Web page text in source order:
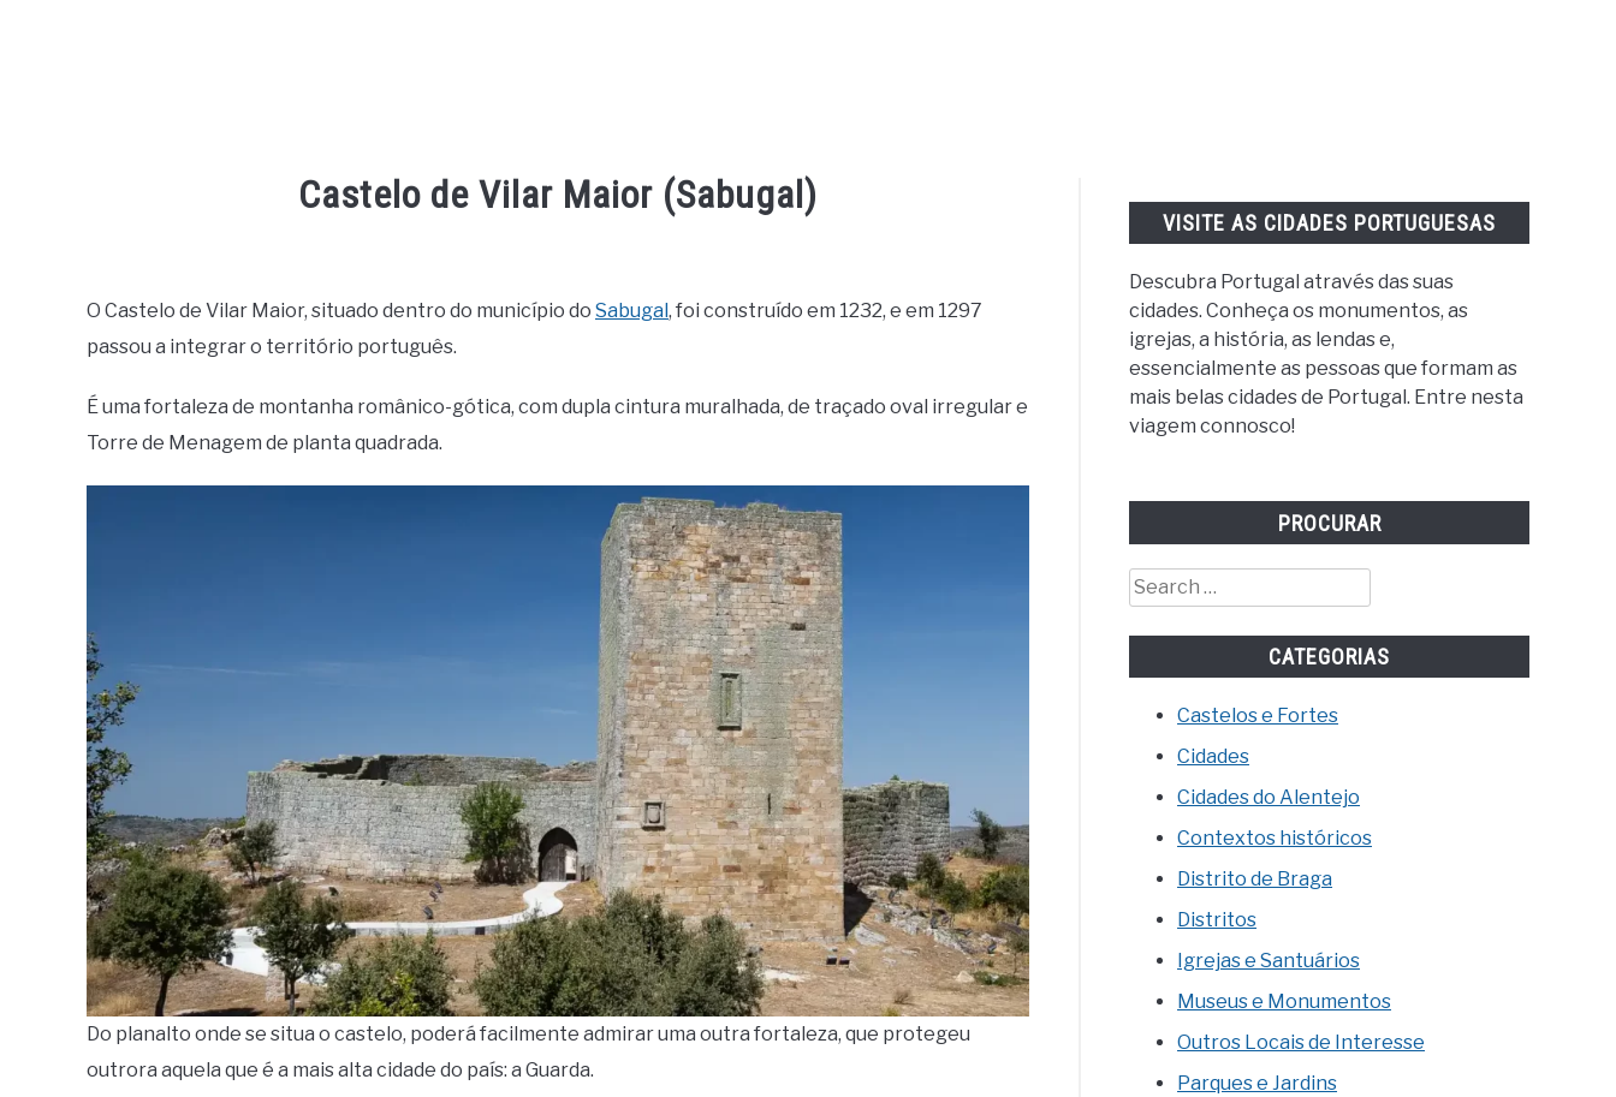
Castelo de Vilar Maior (Sabugal)
Pinto
Castelos
Fortes
O Castelo de Vilar Maior, situado dentro do município do Sabugal, foi construído em 1232, e em 1297
passou a integrar o território português.
É uma fortaleza de montanha românico-gótica, com dupla cintura muralhada, de traçado oval irregular e
Torre de Menagem de planta quadrada.
Do planalto onde se situa o castelo, poderá facilmente admirar uma outra fortaleza, que protegeu
outrora aquela que é a mais alta cidade do país: a Guarda.
VISITE AS CIDADES PORTUGUESAS
Descubra Portugal através das suas
cidades. Conheça os monumentos, as
igrejas, a história, as lendas e,
essencialmente as pessoas que formam as
mais belas cidades de Portugal. Entre nesta
viagem connosco!
PROCURAR
Search
for:
CATEGORIAS
Castelos e Fortes
Cidades
Cidades do Alentejo
Contextos históricos
Distrito de Braga
Distritos
Igrejas e Santuários
Museus e Monumentos
Outros Locais de Interesse
Parques e Jardins